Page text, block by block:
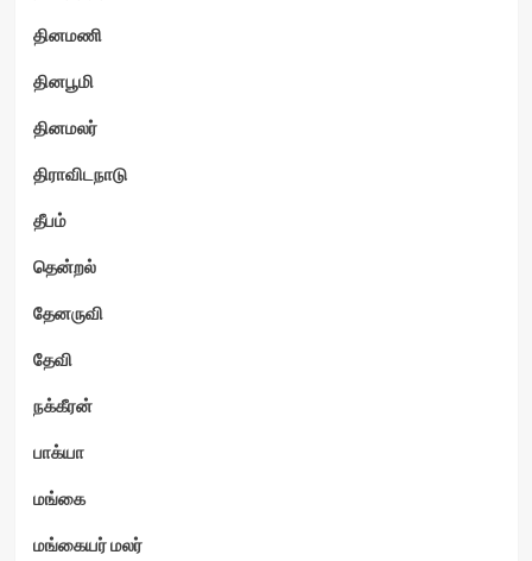
தினமணி
தினபூமி
தினமலர்
திராவிடநாடு
தீபம்
தென்றல்
தேனருவி
தேவி
நக்கீரன்
பாக்யா
மங்கை
மங்கையர் மலர்